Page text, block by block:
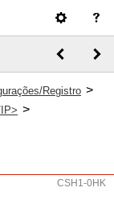
Registro >
>
CSH1-0HK